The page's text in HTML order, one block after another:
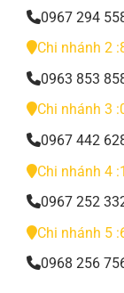
0967 294
Chi nhánh 2
0963 853
Chi nhánh 3
0967 442
Chi nhánh 4
0967 252
Chi nhánh 5
0968 256